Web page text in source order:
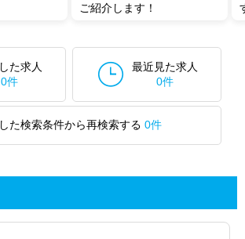
ご紹介します！
た求人
0件
最近見た求人
0件
た検索条件から再検索する 0件